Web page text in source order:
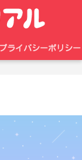
プライバシーポリシー